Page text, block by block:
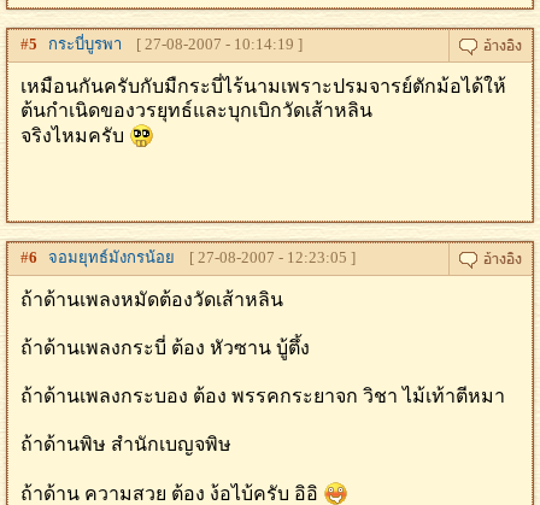
#5 กระบี่บูรพา [ 27-08-2007 - 10:14:19 ]
เหมือนกันครับกับมืกระบี่ไร้นามเพราะปรมจารย์ตักม้อได้ให้
ต้นกำเนิดของวรยุทธ์และบุกเบิกวัดเส้าหลิน
จริงไหมครับ
#6 จอมยุทธ์มังกรน้อย [ 27-08-2007 - 12:23:05 ]
ถ้าด้านเพลงหมัดต้องวัดเส้าหลิน
ถ้าด้านเพลงกระบี่ ต้อง หัวซาน บู้ตึ้ง
ถ้าด้านเพลงกระบอง ต้อง พรรคกระยาจก วิชา ไม้เท้าตีหมา
ถ้าด้านพิษ สํานักเบญจพิษ
ถ้าด้าน ความสวย ต้อง ง้อไบ้ครับ อิอิ